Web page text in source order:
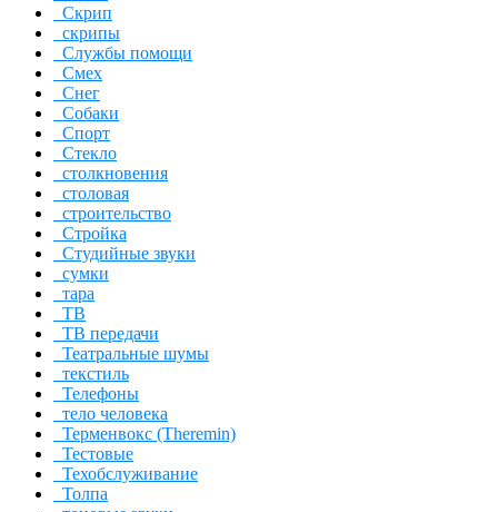
Скрип
скрипы
Службы помощи
Смех
Снег
Собаки
Спорт
Стекло
столкновения
столовая
строительство
Стройка
Студийные звуки
сумки
тара
ТВ
ТВ передачи
Театральные шумы
текстиль
Телефоны
тело человека
Терменвокс (Theremin)
Тестовые
Техобслуживание
Толпа